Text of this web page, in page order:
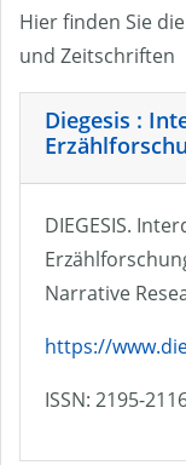
Hier finden Sie
und Zeitschriften
Diegesis :
DIEGESIS.
Narrative
https://
ISSN: 2195-